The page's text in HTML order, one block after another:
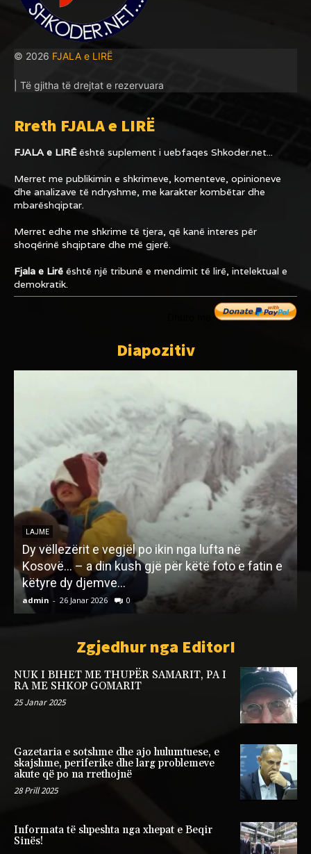
© 2026 FJALA e LIRË
| Të gjitha të drejtat e rezervuara
Rreth FJALA e LIRË
FJALA e LIRËështë suplement i uebfaqes Shkoder.net...
Merret me publikimin e shkrimeve, komenteve, opinioneve
dhe analizave të ndryshme, me karakter kombëtar dhe
mbarëshqiptar.
Merret edhe me shkrime të tjera, që kanë interes për
shoqërinë shqiptare dhe më gjerë.
Fjala e Lirë është një tribunë e mendimit të lirë, intelektual e
demokratik.
Diapozitiv
LAJME
Dy vëllezërit e vegjël po ikin nga lufta në
Kosovë… – a din kush gjë për këtë foto e fatin e
këtyre dy djemve...
admin - 26 Janar 2026 0
Zgjedhur nga EditorI
NUK I BIHET ME THUPËR SAMARIT, PA I
RA ME SHKOP GOMARIT
25 Janar 2025
Gazetaria e sotshme dhe ajo hulumtuese, e
skajshme, periferike dhe larg problemeve
akute që po na rrethojnë
28 Prill 2025
Informata të shpeshta nga xhepat e Beqir
Sinës!